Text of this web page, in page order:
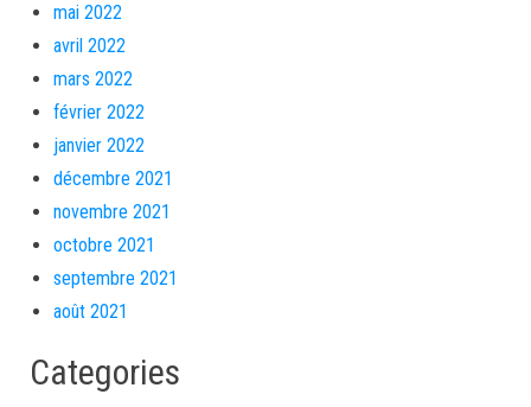
mai 2022
avril 2022
mars 2022
février 2022
janvier 2022
décembre 2021
novembre 2021
octobre 2021
septembre 2021
août 2021
Categories